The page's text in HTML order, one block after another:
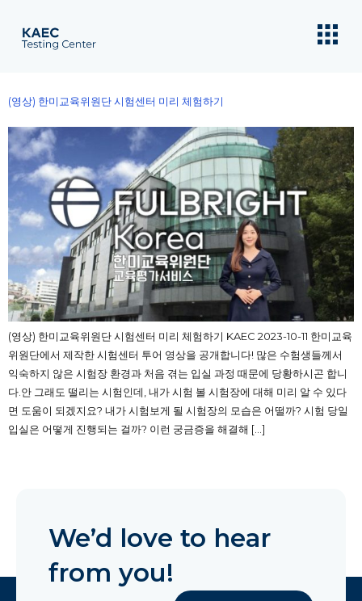
(영상) 한미교육위원단 시험센터 미리 체험하기
(영상) 한미교육위원단 시험센터 미리 체험하기 KAEC 2023-10-11 한미교육
위원단에서 제작한 시험센터 투어 영상을 공개합니다! 많은 수험생들께서
익숙하지 않은 시험장 환경과 처음 겪는 입실 과정 때문에 당황하시곤 합니
다.안 그래도 떨리는 시험인데, 내가 시험 볼 시험장에 대해 미리 알 수 있다
면 도움이 되겠지요? 내가 시험보게 될 시험장의 모습은 어떨까? 시험 당일
입실은 어떻게 진행되는 걸까? 이런 궁금증을 해결해 […]
We’d love to hear
from you!